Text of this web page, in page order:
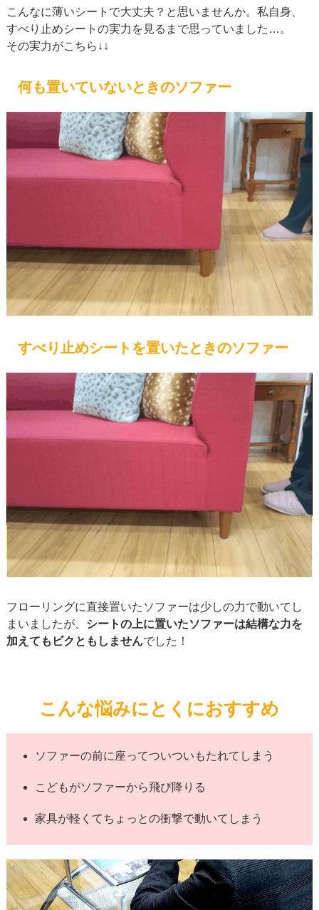
こんなに薄いシートで大丈夫？と思いませんか。私自身、
すべり止めシートの実力を見るまで思っていました…。
その実力がこちら↓↓
何も置いていないときのソファー
すべり止めシートを置いたときのソファー
フローリングに直接置いたソファーは少しの力で動いてし
まいましたが、 シートの上に置いたソファーは結構な力を
加えてもビクともしませんでした！
こんな悩みにとくにおすすめ
ソファーの前に座ってついついもたれてしまう
こどもがソファーから飛び降りる
家具が軽くてちょっとの衝撃で動いてしまう